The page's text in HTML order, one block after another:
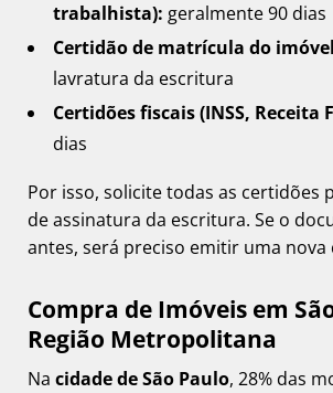
trabalhista): geralmente 90 dias
Certidão de matrícula do
lavratura da escritura
Certidões fiscais (INSS, Receita
dias
Por isso, solicite todas as certidões
de assinatura da escritura. Se o
antes, será preciso emitir uma nova
Compra de Imóveis em
Região Metropolitana
Na cidade de São Paulo, 28% das